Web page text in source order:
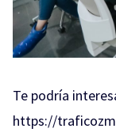
Te podría
https://